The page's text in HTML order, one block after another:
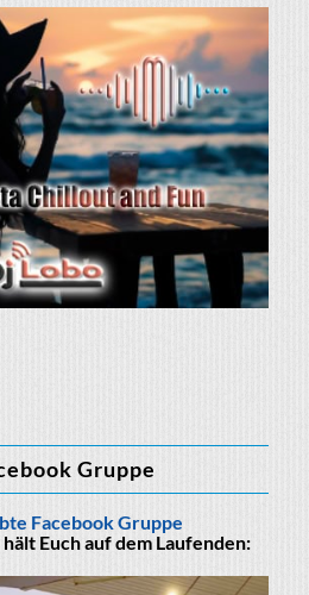
Gruppe
Facebook Gruppe
Euch auf dem Laufenden: